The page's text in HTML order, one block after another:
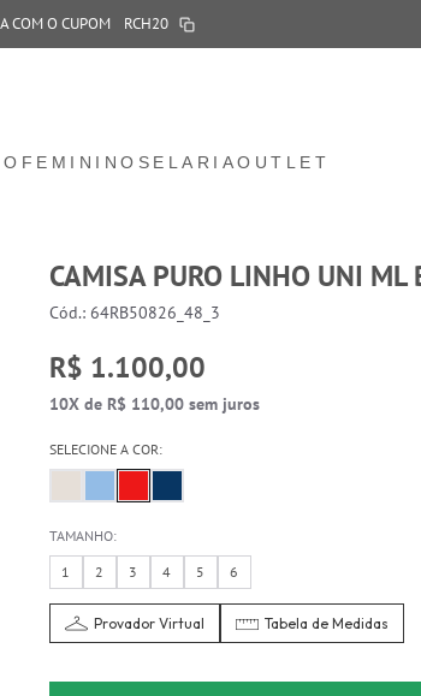
COM O CUPOM RCH20
FEMININO SELARIAOUTLET
CAMISA PURO LINHO UNI ML
Cód.: 64RB50826_48_3
R$ 1.100,00
10X de R$ 110,00 sem juros
SELECIONE A COR:
TAMANHO:
1
2 3 4 5 6
Provador Virtual Tabela de Medidas